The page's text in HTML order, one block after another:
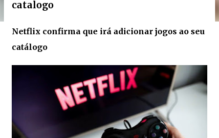
catalogo
Netflix confirma que irá adicionar jogos ao seu
catálogo